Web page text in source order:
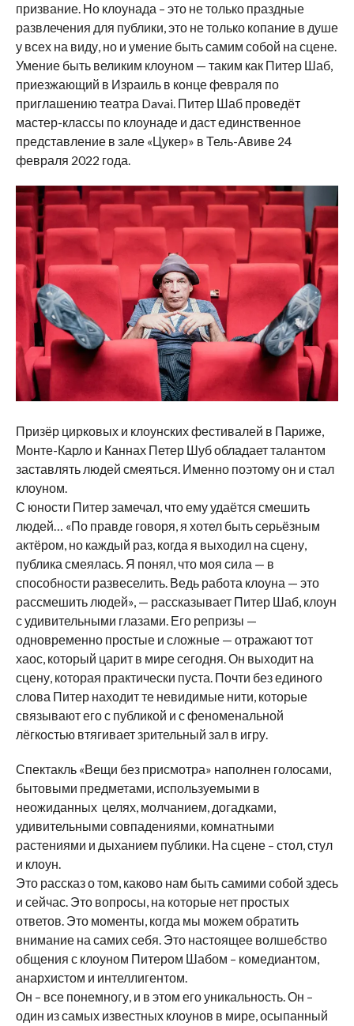
призвание. Но клоунада – это не только праздные
развлечения для публики, это не только копание в душе
у всех на виду, но и умение быть самим собой на сцене.
Умение быть великим клоуном — таким как Питер Шаб,
приезжающий в Израиль в конце февраля по
приглашению театра Davai. Питер Шаб проведёт
мастер-классы по клоунаде и даст единственное
представление в зале «Цукер» в Тель-Авиве 24
февраля 2022 года.
Призёр цирковых и клоунских фестивалей в Париже,
Монте-Карло и Каннах Петер Шуб обладает талантом
заставлять людей смеяться. Именно поэтому он и стал
клоуном.
С юности Питер замечал, что ему удаётся смешить
людей… «По правде говоря, я хотел быть серьёзным
актёром, но каждый раз, когда я выходил на сцену,
публика смеялась. Я понял, что моя сила — в
способности развеселить. Ведь работа клоуна — это
рассмешить людей», — рассказывает Питер Шаб, клоун
с удивительными глазами. Его репризы —
одновременно простые и сложные — отражают тот
хаос, который царит в мире сегодня. Он выходит на
сцену, которая практически пуста. Почти без единого
слова Питер находит те невидимые нити, которые
связывают его с публикой и с феноменальной
лёгкостью втягивает зрительный зал в игру.
Спектакль «Вещи без присмотра» наполнен голосами,
бытовыми предметами, используемыми в
неожиданных целях, молчанием, догадками,
удивительными совпадениями, комнатными
растениями и дыханием публики. На сцене – стол, стул
и клоун.
Это рассказ о том, каково нам быть самими собой здесь
и сейчас. Это вопросы, на которые нет простых
ответов. Это моменты, когда мы можем обратить
внимание на самих себя. Это настоящее волшебство
общения с клоуном Питером Шабом – комедиантом,
анархистом и интеллигентом.
Он – все понемногу, и в этом его уникальность. Он –
один из самых известных клоунов в мире, осыпанный